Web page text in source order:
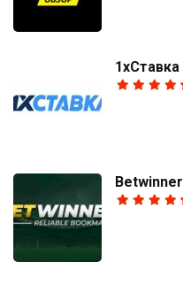
1хСтавка
Betwinner